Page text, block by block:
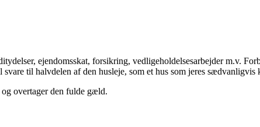
ejendomsskat, forsikring, vedligeholdelsesarbejder m.v.
til halvdelen af den husleje, som et hus som jeres
overtager den fulde gæld.